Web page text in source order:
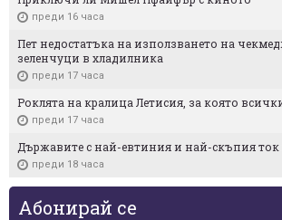
преди 16 часа
Пет недостатъка на използването на
зеленчуци в хладилника
преди 17 часа
Роклята на кралица Летисия, за която
преди 17 часа
Държавите с най-евтиния и най-скъпия ток
преди 18 часа
Абонирай се